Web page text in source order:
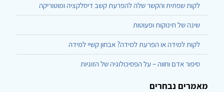
לקות שפתית והקשר שלה להפרעת קשב דיסלקציה ומוטוריקה
שינה של תינוקות ופעוטות
לקות למידה או הפרעת למידה? אבחון קשיי למידה
סיפור אדם וחווה – על הפסיכולוגיה של הזוגיות
מאמרים נבחרים